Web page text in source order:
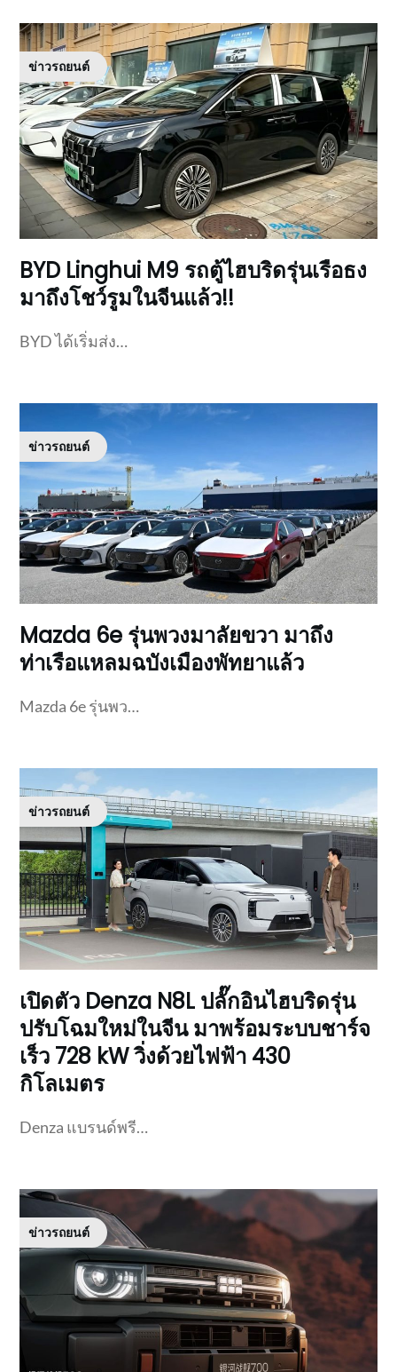
ข่าวรถยนต์
BYD Linghui M9 รถตู้ไฮบริดรุ่นเรือธง
มาถึงโชว์รูมในจีนแล้ว!!
BYD ได้เริ่มส่ง…
ข่าวรถยนต์
Mazda 6e รุ่นพวงมาลัยขวา มาถึง
ท่าเรือแหลมฉบังเมืองพัทยาแล้ว
Mazda 6e รุ่นพว…
ข่าวรถยนต์
เปิดตัว Denza N8L ปลั๊กอินไฮบริดรุ่น
ปรับโฉมใหม่ในจีน มาพร้อมระบบชาร์จ
เร็ว 728 kW วิ่งด้วยไฟฟ้า 430
กิโลเมตร
Denza แบรนด์พรี…
ข่าวรถยนต์